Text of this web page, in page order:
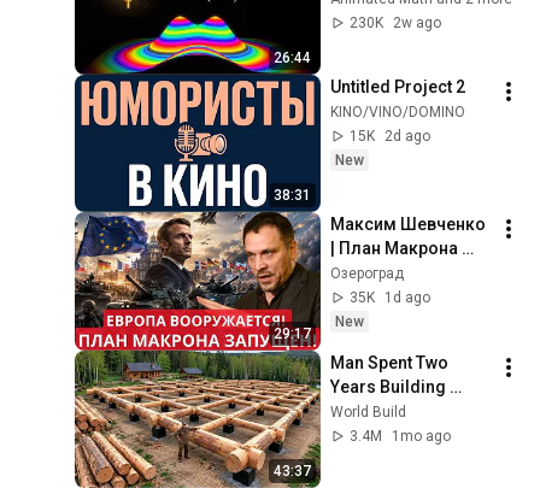
26:44
230K
2w ago
38:31
Untitled Project 2
KINO/VINO/DOMINO
15K
2d ago
New
29:17
Максим Шевченко
| План Макрона
меняет всё!
Коалиция
желающих готовит
эпохе вооружений
Озероград
35K
1d ago
New
43:37
Man Spent Two
Years Building
HUGE Wooden
House for his
World Build
3.4M
1mo ago